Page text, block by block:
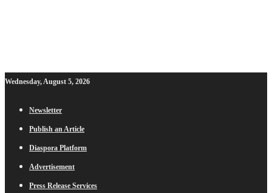
Wednesday, August 5, 2026
Newsletter
Publish an Article
Diaspora Platform
Advertisement
Press Release Services